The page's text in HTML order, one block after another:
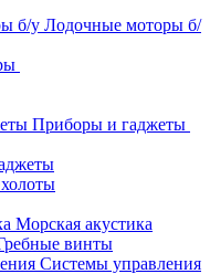
Лодочные моторы б/
Приборы и гаджеты
Морская акустика
винты
Системы управления